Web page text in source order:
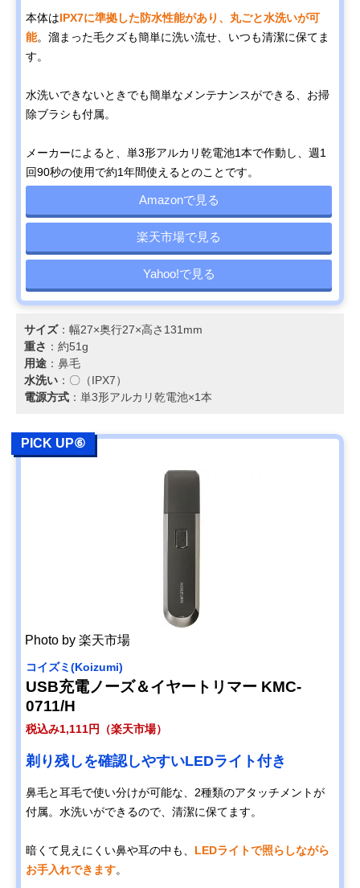
本体はIPX7に準拠した防水性能があり、丸ごと水洗いが可
能。溜まった毛クズも簡単に洗い流せ、いつも清潔に保てま
す。
水洗いできないときでも簡単なメンテナンスができる、お掃
除ブラシも付属。
メーカーによると、単3形アルカリ乾電池1本で作動し、週1
回90秒の使用で約1年間使えるとのことです。
Amazonで見る
楽天市場で見る
Yahoo!で見る
サイズ：幅27×奥行27×高さ131mm
重さ ：約51g
用途 ：鼻毛
水洗い ：〇（IPX7）
電源方式 ：単3形アルカリ乾電池×1本
PICK UP⑥
Photo by 楽天市場
コイズミ(Koizumi)
USB充電ノーズ＆イヤートリマー KMC-
0711/H
税込み1,111円（楽天市場）
剃り残しを確認しやすいLEDライト付き
鼻毛と耳毛で使い分けが可能な、2種類のアタッチメントが
付属。水洗いができるので、清潔に保てます。
暗くて見えにくい鼻や耳の中も、 LEDライトで照らしながら
お手入れできます。